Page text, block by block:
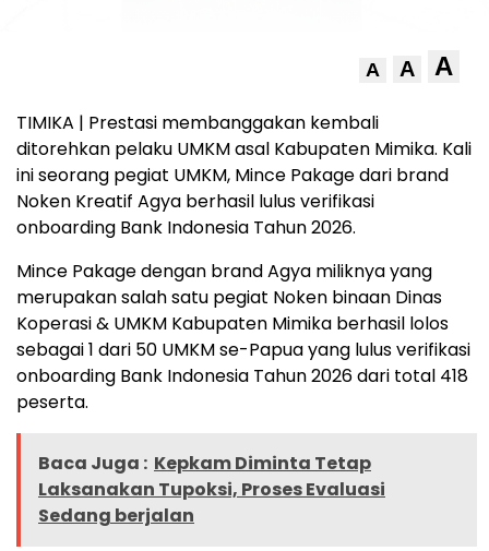
A A A
TIMIKA | Prestasi membanggakan kembali
ditorehkan pelaku UMKM asal Kabupaten Mimika. Kali
ini seorang pegiat UMKM, Mince Pakage dari brand
Noken Kreatif Agya berhasil lulus verifikasi
onboarding Bank Indonesia Tahun 2026.
Mince Pakage dengan brand Agya miliknya yang
merupakan salah satu pegiat Noken binaan Dinas
Koperasi & UMKM Kabupaten Mimika berhasil lolos
sebagai 1 dari 50 UMKM se-Papua yang lulus verifikasi
onboarding Bank Indonesia Tahun 2026 dari total 418
peserta.
Baca Juga : Kepkam Diminta Tetap
Laksanakan Tupoksi, Proses Evaluasi
Sedang berjalan